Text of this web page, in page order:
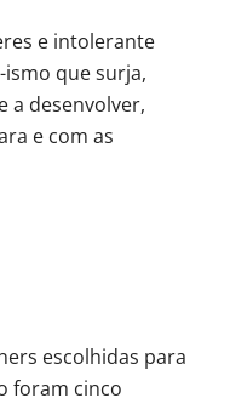
e intolerante
que surja,
a desenvolver,
e com as
escolhidas para
foram cinco